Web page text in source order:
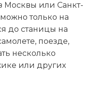
Москвы или Санкт-
только на
до станицы на
поезде,
несколько
или других